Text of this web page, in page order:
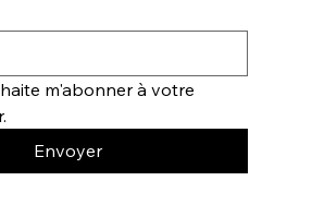
m'abonner à votre
Envoyer